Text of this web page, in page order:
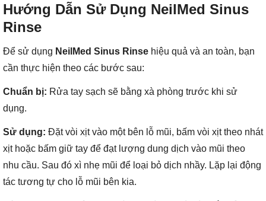
Hướng Dẫn Sử Dụng NeilMed Sinus
Rinse
Để sử dụng NeilMed Sinus Rinse hiệu quả và an toàn, bạn
cần thực hiện theo các bước sau:
Chuẩn bị: Rửa tay sạch sẽ bằng xà phòng trước khi sử
dụng.
Sử dụng: Đặt vòi xịt vào một bên lỗ mũi, bấm vòi xịt theo nhát
xịt hoặc bấm giữ tay để đạt lượng dung dịch vào mũi theo
nhu cầu. Sau đó xì nhẹ mũi để loại bỏ dịch nhầy. Lặp lại động
tác tương tự cho lỗ mũi bên kia.